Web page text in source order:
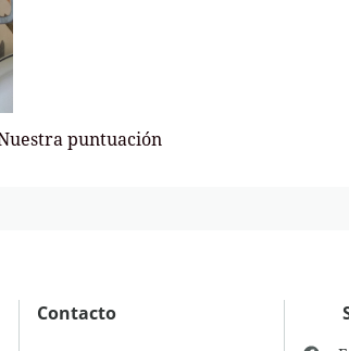
puntuación
Contacto